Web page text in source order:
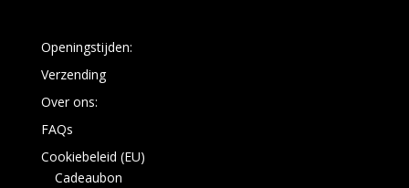
Openingstijden:
Verzending
Over ons:
FAQs
Cookiebeleid (EU)
Cadeaubon